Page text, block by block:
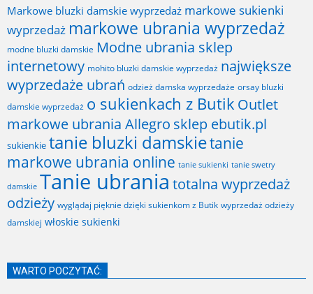
Markowe bluzki damskie wyprzedaż markowe sukienki
wyprzedaż markowe ubrania wyprzedaż
modne bluzki damskie Modne ubrania sklep
internetowy mohito bluzki damskie wyprzedaż największe
wyprzedaże ubrań odzież damska wyprzedaże orsay bluzki
damskie wyprzedaż o sukienkach z Butik Outlet
markowe ubrania Allegro sklep ebutik.pl
sukienkie tanie bluzki damskietanie
markowe ubrania online tanie sukienki tanie swetry
damskie Tanie ubrania totalna wyprzedaż
odzieży wyglądaj pięknie dzięki sukienkom z Butik wyprzedaż odzieży
damskiej włoskie sukienki
WARTO POCZYTAĆ: